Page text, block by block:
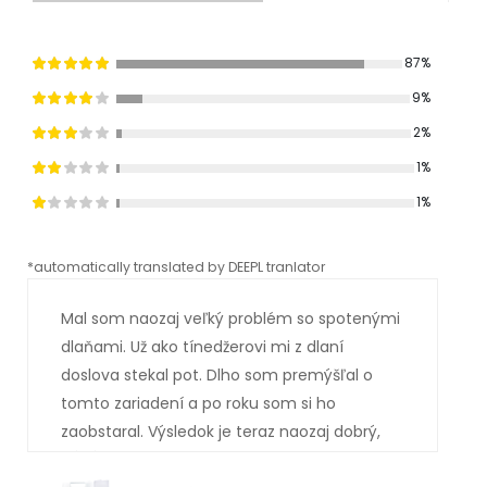
87%
9%
2%
1%
1%
*automatically translated by DEEPL tranlator
Mal som naozaj veľký problém so spotenými
dlaňami. Už ako tínedžerovi mi z dlaní
doslova stekal pot. Dlho som premýšľal o
tomto zariadení a po roku som si ho
zaobstaral. Výsledok je teraz naozaj dobrý,